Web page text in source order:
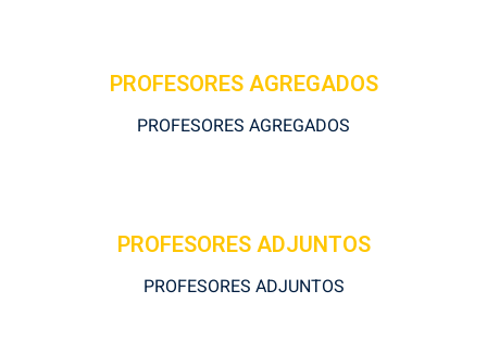
PROFESORES AGREGADOS
PROFESORES AGREGADOS
PROFESORES ADJUNTOS
PROFESORES ADJUNTOS